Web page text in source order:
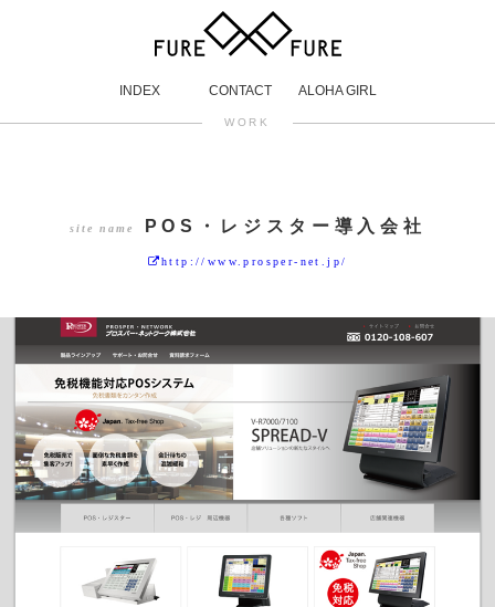
INDEX CONTACT ALOHA GIRL
WORK
site name POS・レジスター導入会社
http://www.prosper-net.jp/